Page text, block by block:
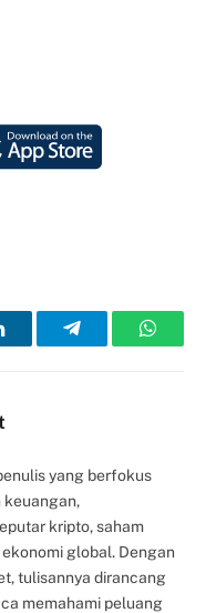
Telegram
yang berfokus
keuangan,
kripto, saham
global. Dengan
tulisannya dirancang
memahami peluang